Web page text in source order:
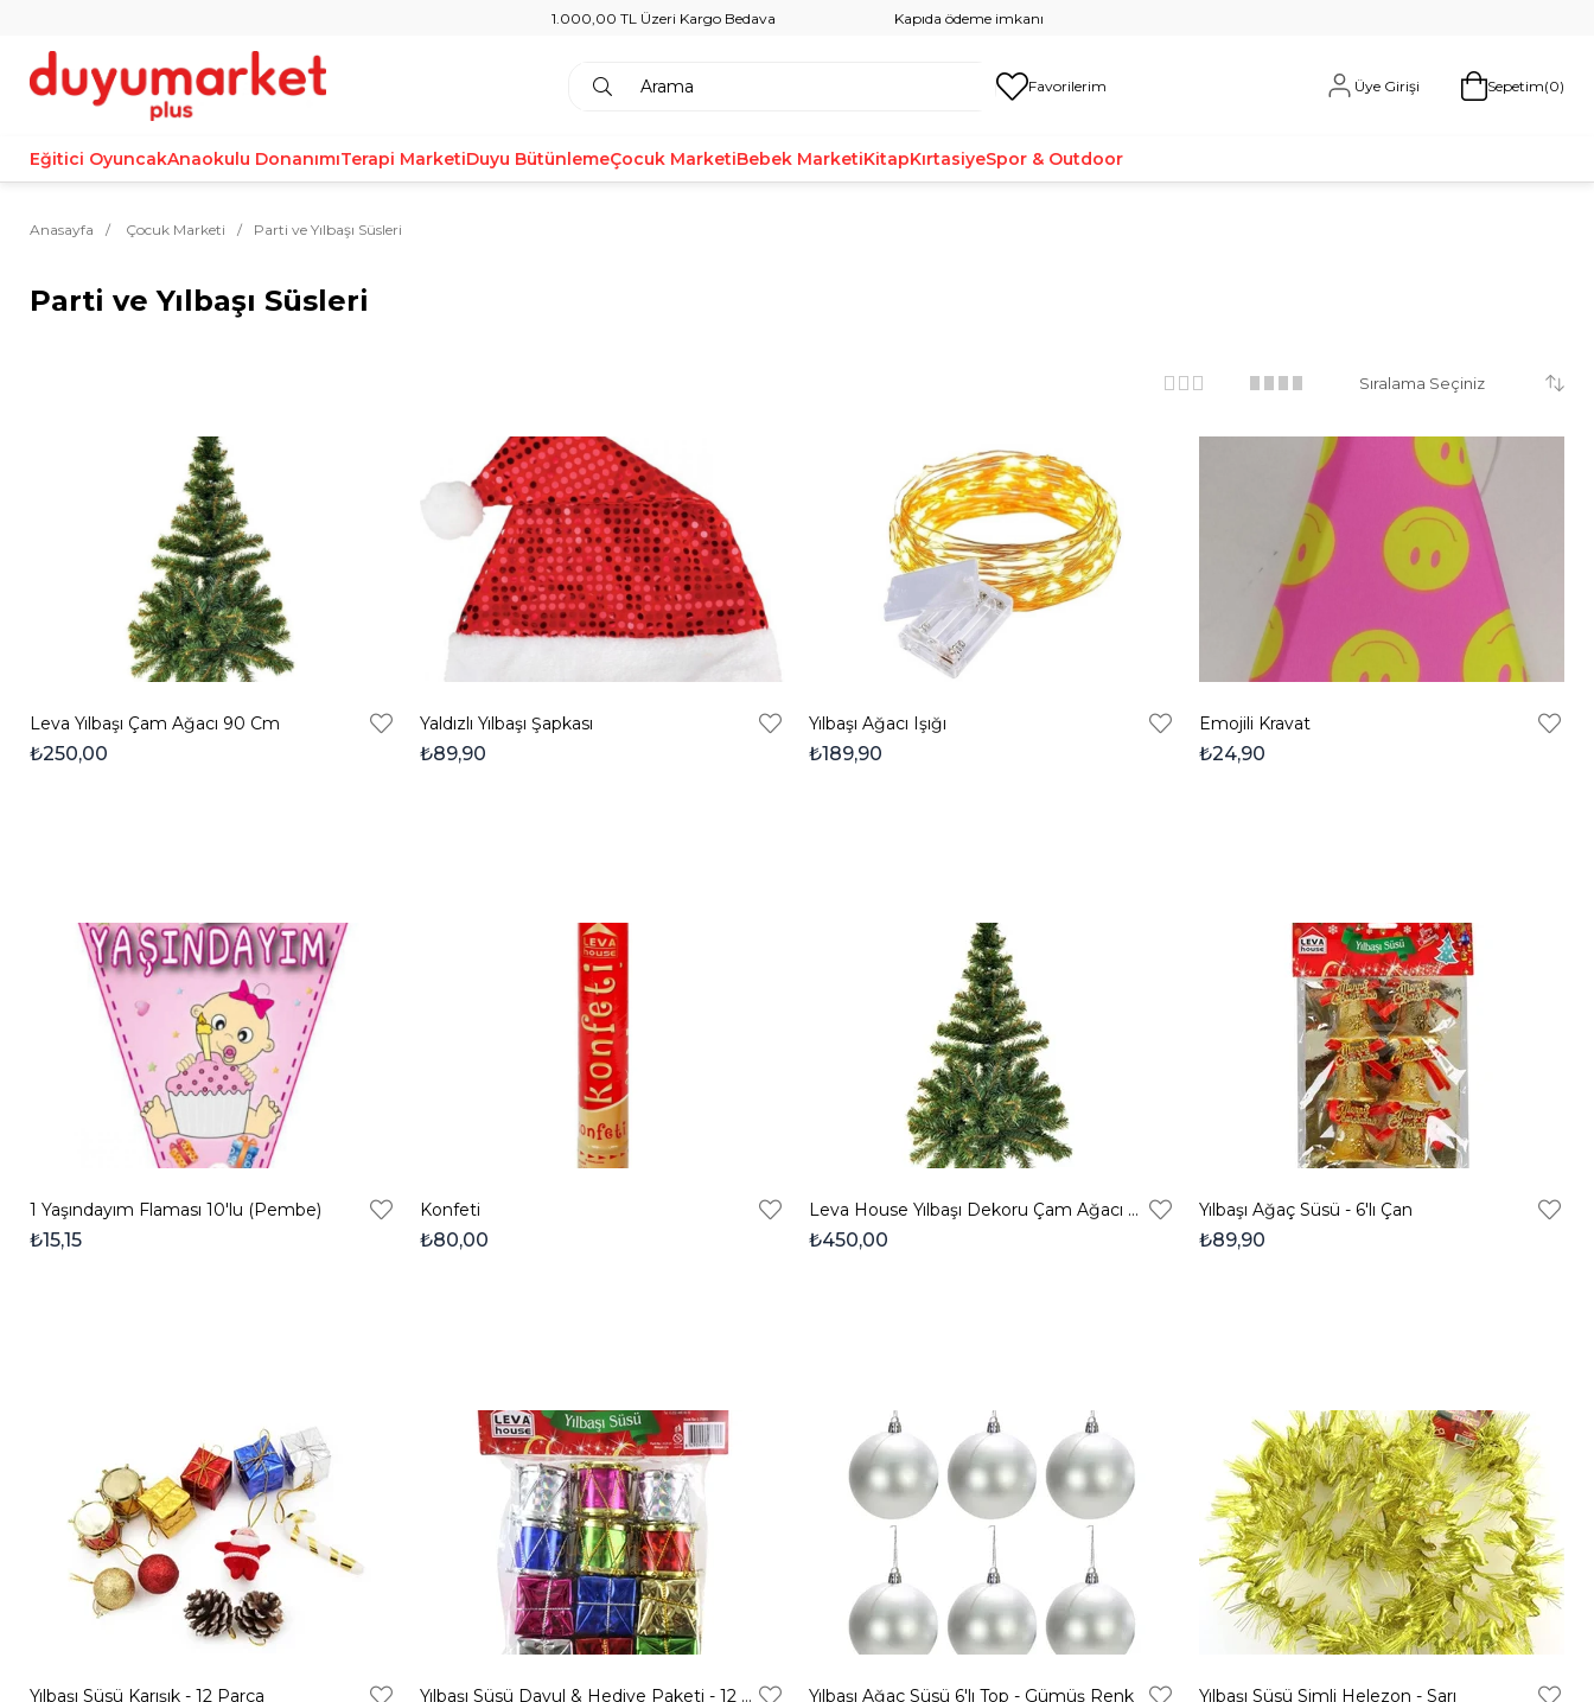
1.000,00 TL Üzeri Kargo Bedava Kapıda ödeme imkanı
Favorilerim Üye Girişi Sepetim 0
Eğitici OyuncakAnaokulu DonanımıTerapi MarketiDuyu BütünlemeÇocuk MarketiBebek MarketiKitapKırtasiyeSpor & Outdoor
Anasayfa Çocuk Marketi Parti ve Yılbaşı Süsleri
Parti ve Yılbaşı Süsleri
Leva Yılbaşı Çam Ağacı 90 Cm
₺250,00
Yaldızlı Yılbaşı Şapkası
₺89,90
Yılbaşı Ağacı Işığı
₺189,90
Emojili Kravat
₺24,90
1 Yaşındayım Flaması 10'lu (Pembe)
₺15,15
Konfeti
₺80,00
Leva House Yılbaşı Dekoru Çam Ağacı 120 Cm- Sık Dallı Yapay Noel Ağacı
₺450,00
Yılbaşı Ağaç Süsü - 6'lı Çan
₺89,90
Yılbaşı Süsü Karışık - 12 Parça Yılbaşı Süsü Davul & Hediye Paketi - 12 Parça Yılbaşı Ağaç Süsü 6'lı Top - Gümüş Renk Yılbaşı Süsü Simli Helezon - Sarı